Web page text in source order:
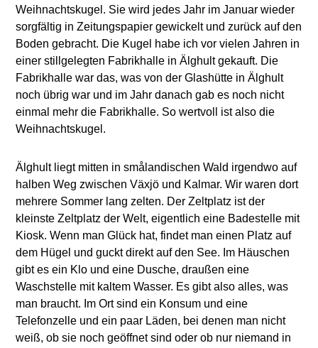
Weihnachtskugel. Sie wird jedes Jahr im Januar wieder
sorgfältig in Zeitungspapier gewickelt und zurück auf den
Boden gebracht. Die Kugel habe ich vor vielen Jahren in
einer stillgelegten Fabrikhalle in Älghult gekauft. Die
Fabrikhalle war das, was von der Glashütte in Älghult
noch übrig war und im Jahr danach gab es noch nicht
einmal mehr die Fabrikhalle. So wertvoll ist also die
Weihnachtskugel.
Älghult liegt mitten in smålandischen Wald irgendwo auf
halben Weg zwischen Växjö und Kalmar. Wir waren dort
mehrere Sommer lang zelten. Der Zeltplatz ist der
kleinste Zeltplatz der Welt, eigentlich eine Badestelle mit
Kiosk. Wenn man Glück hat, findet man einen Platz auf
dem Hügel und guckt direkt auf den See. Im Häuschen
gibt es ein Klo und eine Dusche, draußen eine
Waschstelle mit kaltem Wasser. Es gibt also alles, was
man braucht. Im Ort sind ein Konsum und eine
Telefonzelle und ein paar Läden, bei denen man nicht
weiß, ob sie noch geöffnet sind oder ob nur niemand in